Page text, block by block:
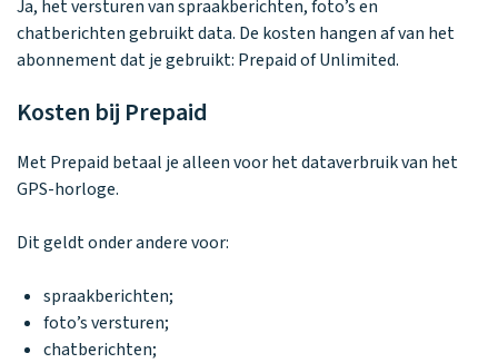
Tweedekans
horloges
horloges
je bandje!
Kies je eigen
kleur, naam en
Waarom one2track App updates
Recensies
Stichting
Ja, het versturen van spraakberichten, foto’s en
chatberichten gebruikt data. De kosten hangen af van het
abonnement dat je gebruikt: Prepaid of Unlimited.
Kosten bij Prepaid
Met Prepaid betaal je alleen voor het dataverbruik van het
GPS-horloge.
Dit geldt onder andere voor:
spraakberichten;
foto’s versturen;
chatberichten;